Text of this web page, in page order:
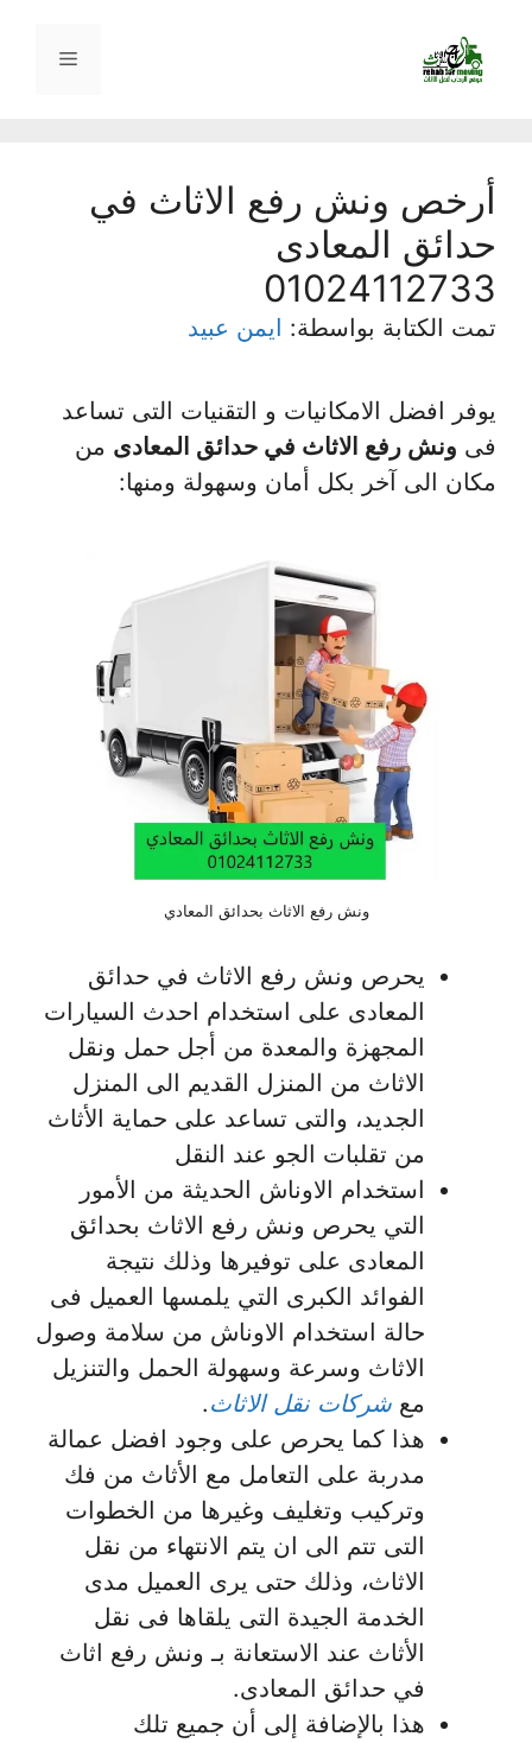
المحتوى
القائمة
أرخص ونش رفع الاثاث في
حدائق المعادى
01024112733
تمت الكتابة بواسطة: ايمن عبيد
يوفر افضل الامكانيات و التقنيات التى تساعد
فى ونش رفع الاثاث في حدائق المعادى من
مكان الى آخر بكل أمان وسهولة ومنها:
ونش رفع الاثاث بحدائق المعادي
يحرص ونش رفع الاثاث في حدائق
المعادى على استخدام احدث السيارات
المجهزة والمعدة من أجل حمل ونقل
الاثاث من المنزل القديم الى المنزل
الجديد، والتى تساعد على حماية الأثاث
من تقلبات الجو عند النقل
استخدام الاوناش الحديثة من الأمور
التي يحرص ونش رفع الاثاث بحدائق
المعادى على توفيرها وذلك نتيجة
الفوائد الكبرى التي يلمسها العميل فى
حالة استخدام الاوناش من سلامة وصول
الاثاث وسرعة وسهولة الحمل والتنزيل
مع شركات نقل الاثاث.
هذا كما يحرص على وجود افضل عمالة
مدربة على التعامل مع الأثاث من فك
وتركيب وتغليف وغيرها من الخطوات
التى تتم الى ان يتم الانتهاء من نقل
الاثاث، وذلك حتى يرى العميل مدى
الخدمة الجيدة التى يلقاها فى نقل
الأثاث عند الاستعانة بـ ونش رفع اثاث
في حدائق المعادى.
هذا بالإضافة إلى أن جميع تلك